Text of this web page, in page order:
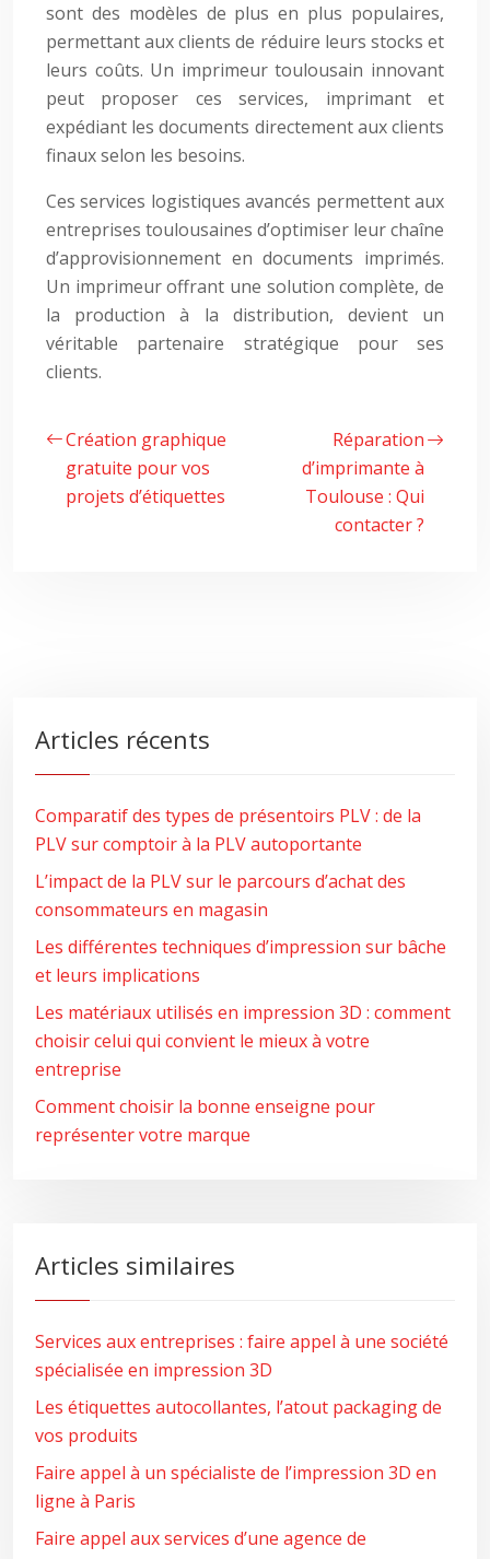
sont des modèles de plus en plus populaires,
permettant aux clients de réduire leurs stocks et
leurs coûts. Un imprimeur toulousain innovant
peut proposer ces services, imprimant et
expédiant les documents directement aux clients
finaux selon les besoins.
Ces services logistiques avancés permettent aux
entreprises toulousaines d’optimiser leur chaîne
d’approvisionnement en documents imprimés.
Un imprimeur offrant une solution complète, de
la production à la distribution, devient un
véritable partenaire stratégique pour ses
clients.
Création graphique
gratuite pour vos
projets d’étiquettes
Réparation
d’imprimante à
Toulouse : Qui
contacter ?
Articles récents
Comparatif des types de présentoirs PLV : de la
PLV sur comptoir à la PLV autoportante
L’impact de la PLV sur le parcours d’achat des
consommateurs en magasin
Les différentes techniques d’impression sur bâche
et leurs implications
Les matériaux utilisés en impression 3D : comment
choisir celui qui convient le mieux à votre
entreprise
Comment choisir la bonne enseigne pour
représenter votre marque
Articles similaires
Services aux entreprises : faire appel à une société
spécialisée en impression 3D
Les étiquettes autocollantes, l’atout packaging de
vos produits
Faire appel à un spécialiste de l’impression 3D en
ligne à Paris
Faire appel aux services d’une agence de